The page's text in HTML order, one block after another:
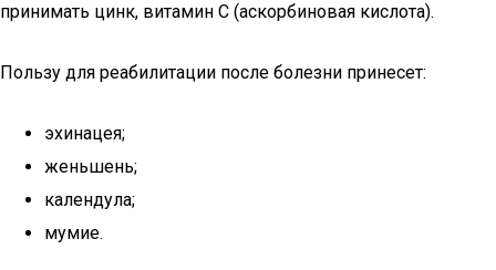
принимать цинк, витамин C (аскорбиновая кислота).
Пользу для реабилитации после болезни принесет:
эхинацея;
женьшень;
календула;
мумие.